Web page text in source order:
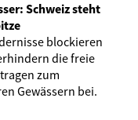
Schweiz steht
blockieren
die freie
zum
Gewässern bei.